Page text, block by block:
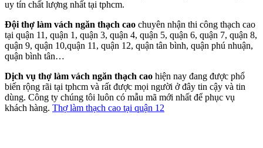
uy tín chất lượng nhất tại tphcm.
Đội thợ làm vách ngăn thạch cao chuyên nhận thi công thạch cao
tại quận 11, quận 1, quận 3, quận 4, quận 5, quận 6, quận 7, quận 8,
quận 9, quận 10,quận 11, quận 12, quận tân bình, quận phú nhuận,
quận bình tân…
Dịch vụ thợ làm vách ngăn thạch cao hiện nay đang được phổ
biến rộng rãi tại tphcm và rất được mọi người ở đây tin cậy và tin
dùng. Công ty chúng tôi luôn có mẫu mã mới nhất để phục vụ
khách hàng. Thợ làm thạch cao tại quận 12